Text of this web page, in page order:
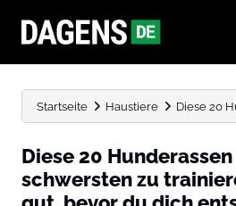
Startseite Haustiere Diese 20
Diese 20
schwersten zu